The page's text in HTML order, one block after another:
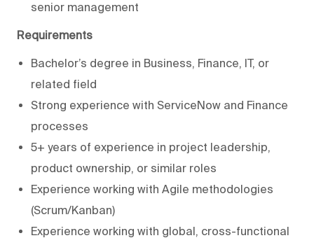
senior management
Requirements
Bachelor’s degree in Business, Finance, IT, or
related field
Strong experience with ServiceNow and Finance
processes
5+ years of experience in project leadership,
product ownership, or similar roles
Experience working with Agile methodologies
(Scrum/Kanban)
Experience working with global, cross-functional